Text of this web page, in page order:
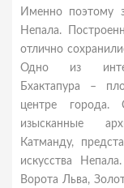
Именно поэтому
Непала.
oтличнo
Одно из
Бхактапура –
центре города.
изысканные
Катманду,
искусства
Ворота Льва,